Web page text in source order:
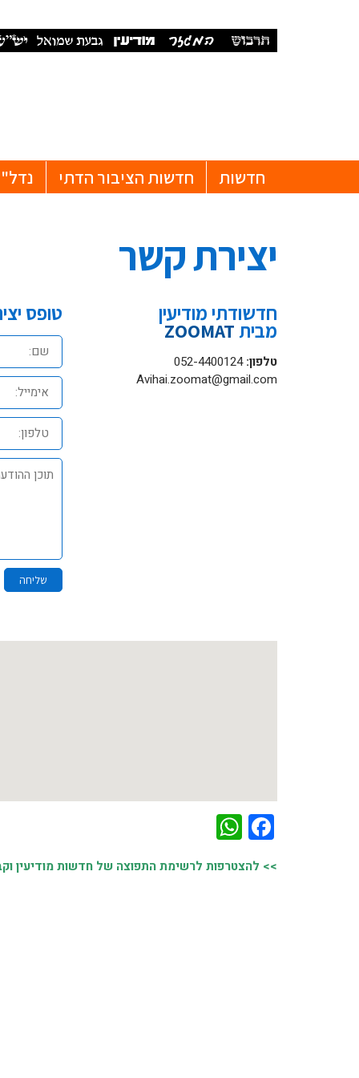
חדשות חדשות הציבור הדתי
יצירת קשר
חדשודתי מודיעין
מביתZOOMAT
טלפון:052-4400124
Avihai.zoomat@gmail.com
טופס
שם:
אימייל:
טלפון:
תוכן
ההודעה:
שליחה
Facebook
>> להצטרפות לרשימת התפוצה של חדשות מודיעין